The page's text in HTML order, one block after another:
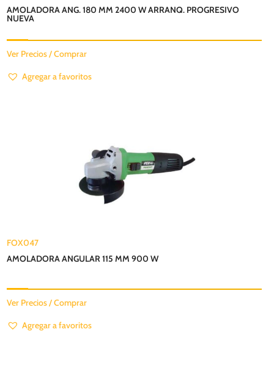
AMOLADORA ANG. 180 MM 2400 W ARRANQ. PROGRESIVO
NUEVA
Ver Precios / Comprar
Agregar a favoritos
FOX047
AMOLADORA ANGULAR 115 MM 900 W
Ver Precios / Comprar
Agregar a favoritos